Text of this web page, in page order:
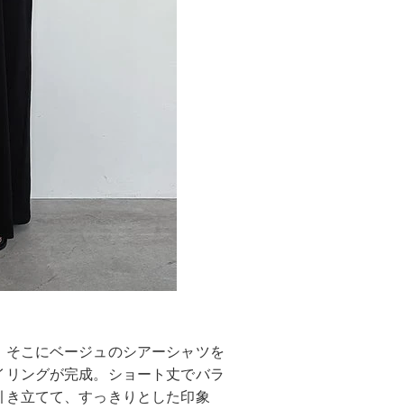
こにベージュのシアーシャツを
ングが完成。ショート丈でバラ
立てて、すっきりとした印象